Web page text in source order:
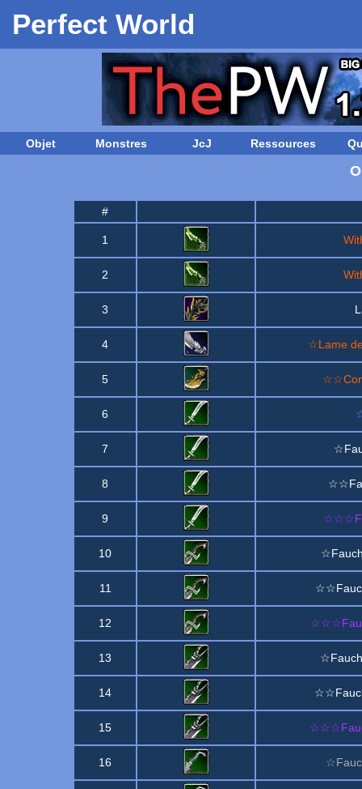
Perfect World
Objet Monstres JcJ Ressources
#
1
2
3
4 ☆Lame
5
6
7
8
9
10
11
12
13
14
15
16